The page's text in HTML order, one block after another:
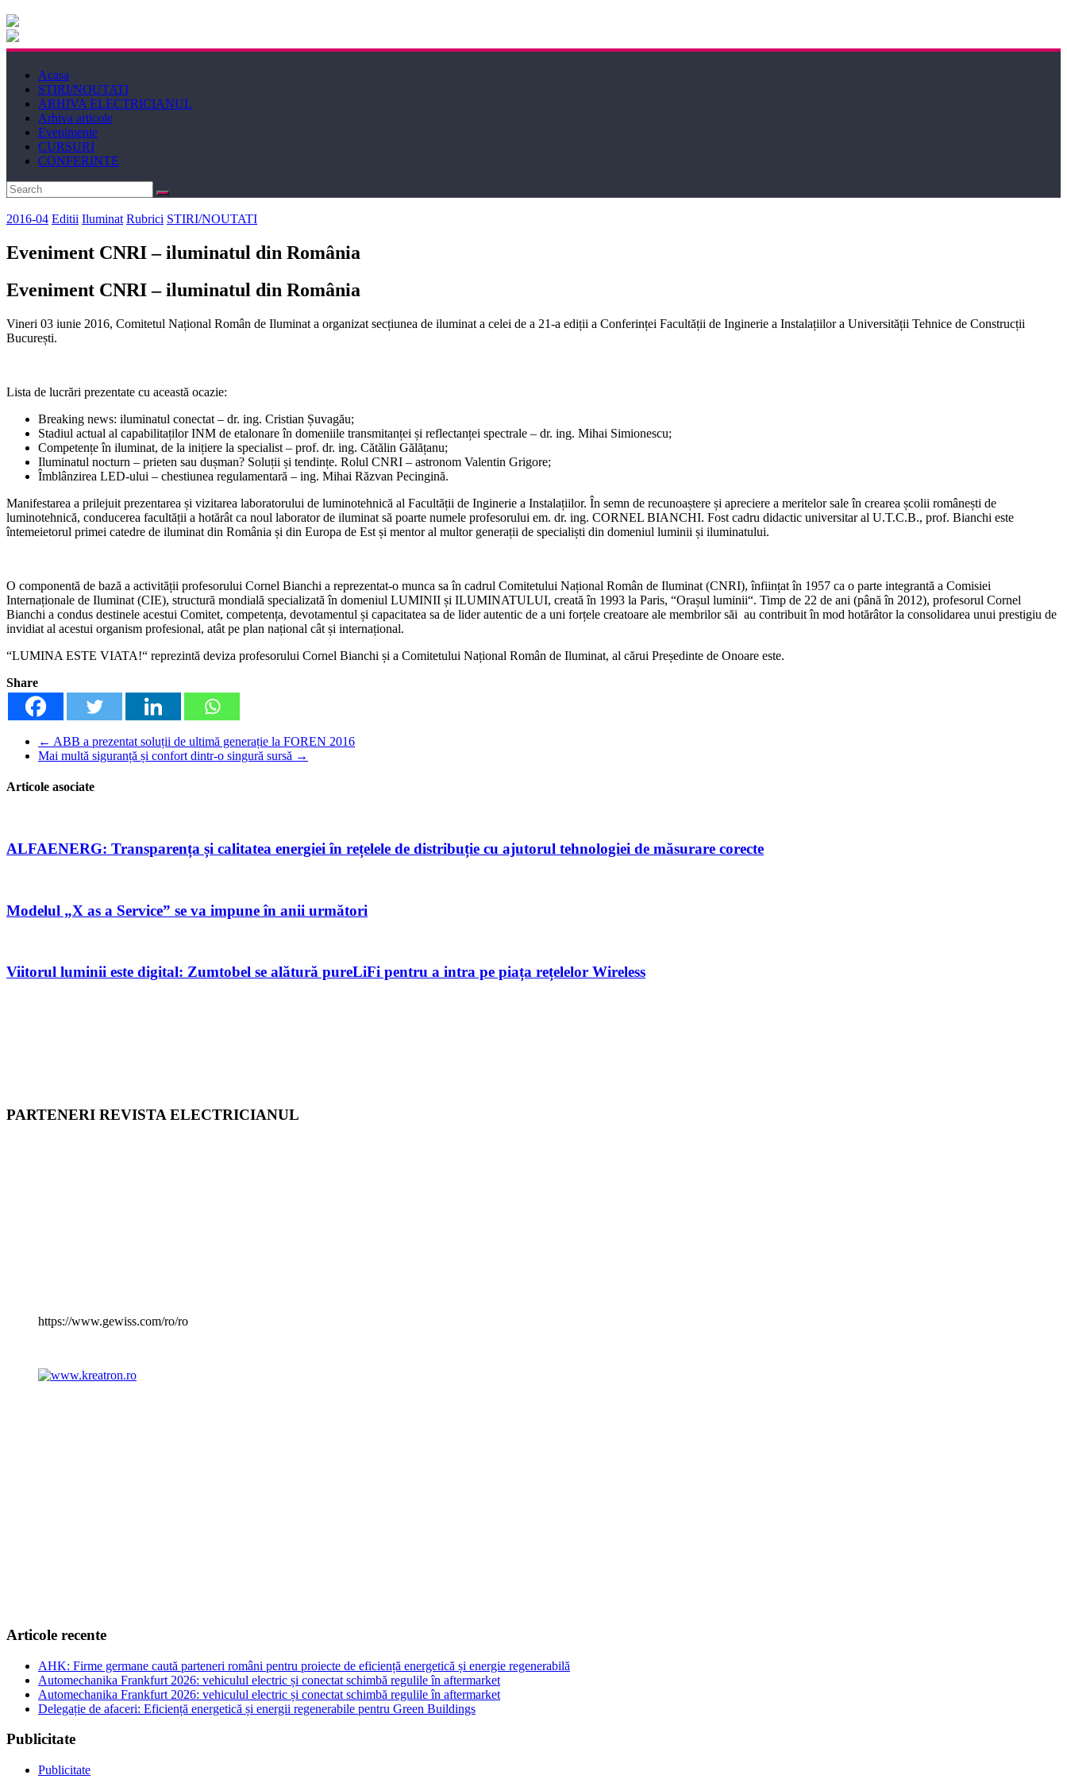
Electricianul
Revista
Electricianul
Acasa
STIRI/NOUTATI
ARHIVA ELECTRICIANUL
Arhiva articole
Evenimente
CURSURI
CONFERINTE
2016-04 Editii Iluminat Rubrici STIRI/NOUTATI
Eveniment CNRI – iluminatul din România
Eveniment CNRI – iluminatul din România
Vineri 03 iunie 2016, Comitetul Național Român de Iluminat a organizat secțiunea de iluminat a celei de a 21-a ediții a Conferinței Facultății de Inginerie a Instalațiilor a Universității Tehnice de Construcții
București.
Lista de lucrări prezentate cu această ocazie:
Breaking news: iluminatul conectat – dr. ing. Cristian Șuvagău;
Stadiul actual al capabilitaților INM de etalonare în domeniile transmitanței și reflectanței spectrale – dr. ing. Mihai Simionescu;
Competențe în iluminat, de la inițiere la specialist – prof. dr. ing. Cătălin Gălățanu;
Iluminatul nocturn – prieten sau dușman? Soluții și tendințe. Rolul CNRI – astronom Valentin Grigore;
Îmblânzirea LED-ului – chestiunea regulamentară – ing. Mihai Răzvan Pecingină.
Manifestarea a prilejuit prezentarea și vizitarea laboratorului de luminotehnică al Facultății de Inginerie a Instalațiilor. În semn de recunoaștere și apreciere a meritelor sale în crearea școlii românești de
luminotehnică, conducerea facultății a hotărât ca noul laborator de iluminat să poarte numele profesorului em. dr. ing. CORNEL BIANCHI. Fost cadru didactic universitar al U.T.C.B., prof. Bianchi este
întemeietorul primei catedre de iluminat din România și din Europa de Est și mentor al multor generații de specialiști din domeniul luminii și iluminatului.
O componentă de bază a activității profesorului Cornel Bianchi a reprezentat-o munca sa în cadrul Comitetului Național Român de Iluminat (CNRI), înființat în 1957 ca o parte integrantă a Comisiei
Internaționale de Iluminat (CIE), structură mondială specializată în domeniul LUMINII și ILUMINATULUI, creată în 1993 la Paris, “Orașul luminii“. Timp de 22 de ani (până în 2012), profesorul Cornel
Bianchi a condus destinele acestui Comitet, competența, devotamentul și capacitatea sa de lider autentic de a uni forțele creatoare ale membrilor săi au contribuit în mod hotărâtor la consolidarea unui prestigiu de
invidiat al acestui organism profesional, atât pe plan național cât și internațional.
“LUMINA ESTE VIATA!“ reprezintă deviza profesorului Cornel Bianchi și a Comitetului Național Român de Iluminat, al cărui Președinte de Onoare este.
Share
← ABB a prezentat soluții de ultimă generație la FOREN 2016
Mai multă siguranță și confort dintr-o singură sursă →
Articole asociate
ALFAENERG: Transparența și calitatea energiei în rețelele de distribuție cu ajutorul tehnologiei de măsurare corecte
Modelul „X as a Service” se va impune în anii următori
Viitorul luminii este digital: Zumtobel se alătură pureLiFi pentru a intra pe piața rețelelor Wireless
PARTENERI REVISTA ELECTRICIANUL
https://www.gewiss.com/ro/ro
Articole recente
AHK: Firme germane caută parteneri români pentru proiecte de eficiență energetică și energie regenerabilă
Automechanika Frankfurt 2026: vehiculul electric și conectat schimbă regulile în aftermarket
Automechanika Frankfurt 2026: vehiculul electric și conectat schimbă regulile în aftermarket
Delegație de afaceri: Eficiență energetică și energii regenerabile pentru Green Buildings
Publicitate
Publicitate